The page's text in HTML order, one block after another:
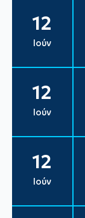
12
Ιούν
12
Ιούν
12
Ιούν